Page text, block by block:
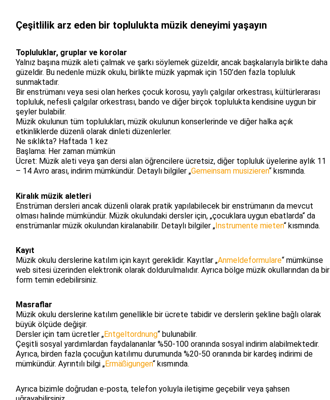
Çeşitlilik arz eden bir toplulukta müzik deneyimi yaşayın
Topluluklar, gruplar ve korolar
Yalnız başına müzik aleti çalmak ve şarkı söylemek güzeldir, ancak başkalarıyla birlikte daha
güzeldir. Bu nedenle müzik okulu, birlikte müzik yapmak için 150’den fazla topluluk
sunmaktadır.
Bir enstrümanı veya sesi olan herkes çocuk korosu, yaylı çalgılar orkestrası, kültürlerarası
topluluk, nefesli çalgılar orkestrası, bando ve diğer birçok toplulukta kendisine uygun bir
şeyler bulabilir.
Müzik okulunun tüm toplulukları, müzik okulunun konserlerinde ve diğer halka açık
etkinliklerde düzenli olarak dinleti düzenlerler.
Ne sıklıkta? Haftada 1 kez
Başlama: Her zaman mümkün
Ücret: Müzik aleti veya şan dersi alan öğrencilere ücretsiz, diğer topluluk üyelerine aylık 11
– 14 Avro arası, indirim mümkündür. Detaylı bilgiler „Gemeinsam musizieren“ kısmında.
Kiralık müzik aletleri
Enstrüman dersleri ancak düzenli olarak pratik yapılabilecek bir enstrümanın da mevcut
olması halinde mümkündür. Müzik okulundaki dersler için, „çocuklara uygun ebatlarda“ da
enstrümanlar müzik okulundan kiralanabilir. Detaylı bilgiler „Instrumente mieten“ kısmında.
Kayıt
Müzik okulu derslerine katılım için kayıt gereklidir. Kayıtlar „Anmeldeformulare“ mümkünse
web sitesi üzerinden elektronik olarak doldurulmalıdır. Ayrıca bölge müzik okullarından da bir
form temin edebilirsiniz.
Masraflar
Müzik okulu derslerine katılım genellikle bir ücrete tabidir ve derslerin şekline bağlı olarak
büyük ölçüde değişir.
Dersler için tam ücretler „Entgeltordnung“ bulunabilir.
Çeşitli sosyal yardımlardan faydalananlar %50-100 oranında sosyal indirim alabilmektedir.
Ayrıca, birden fazla çocuğun katılımu durumunda %20-50 oranında bir kardeş indirimi de
mümkündür. Ayrıntılı bilgi „Ermäßigungen“ kısmında.
Ayrıca bizimle doğrudan e-posta, telefon yoluyla iletişime geçebilir veya şahsen